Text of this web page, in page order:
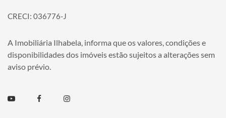
CRECI: 036776-J
A Imobiliária Ilhabela, informa que os valores, condições e
disponibilidades dos imóveis estão sujeitos a alterações sem
aviso prévio.
Youtube FacebookInstagram